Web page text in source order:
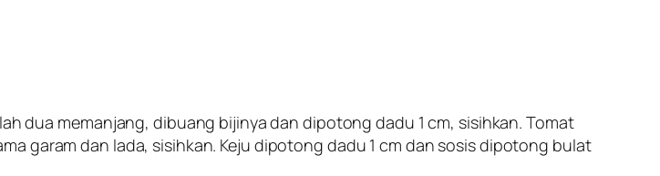
dua memanjang, dibuang bijinya dan dipotong dadu 1 cm, sisihkan. Tomat
garam dan lada, sisihkan. Keju dipotong dadu 1 cm dan sosis dipotong bulat